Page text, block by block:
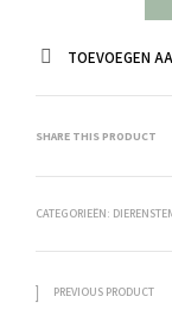
TOEVOEGEN
SHARE THIS PRODUCT
CATEGORIEËN:
PREVIOUS PRODUCT